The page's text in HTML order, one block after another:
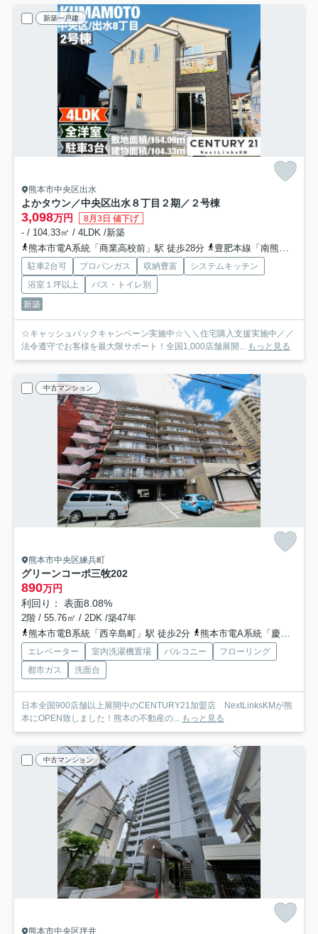
新築一戸建
熊本市中央区出水
よかタウン／中央区出水８丁目２期／２号棟
3,098万円 8月3日 値下げ
- / 104.33㎡ / 4LDK /新築
熊本市電A系統「商業高校前」駅 徒歩28分
豊肥本線「南熊本」駅 徒歩31分
駐車2台可 プロパンガス 収納豊富
システムキッチン
浴室１坪以上
バス・トイレ別
新築
☆キャッシュバックキャンペーン実施中☆＼＼住宅購入支援実施中／／
法令遵守でお客様を最大限サポート！全国1,000店舗展開... もっと見る
中古マンション
熊本市中央区練兵町
グリーンコーポ三牧202
890万円
利回り： 表面8.08%
2階 / 55.76㎡ / 2DK /築47年
熊本市電B系統「西辛島町」駅 徒歩2分
熊本市電A系統「慶徳校前」駅 徒歩3分
エレベーター 室内洗濯機置場 バルコニー
フローリング
都市ガス
洗面台
日本全国900店舗以上展開中のCENTURY21加盟店 NextLinksKMが熊
本にOPEN致しました！熊本の不動産の...
もっと見る
中古マンション
熊本市中央区坪井